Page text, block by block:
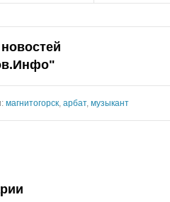
"
магнитогорск арбат, музыкант